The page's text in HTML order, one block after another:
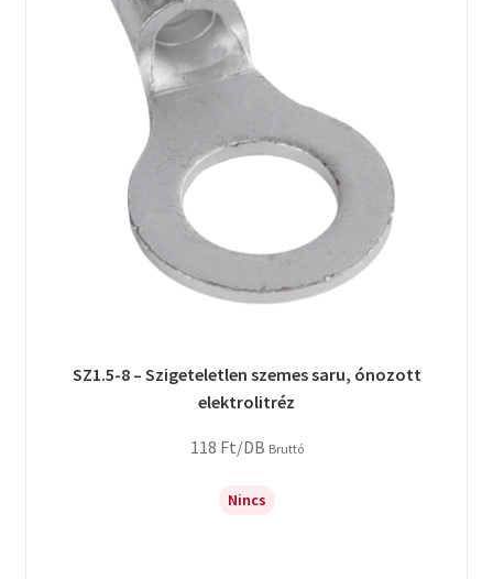
SZ1.5-8 – Szigeteletlen szemes saru, ónozott
elektrolitréz
118 Ft/DB Bruttó
Nincs